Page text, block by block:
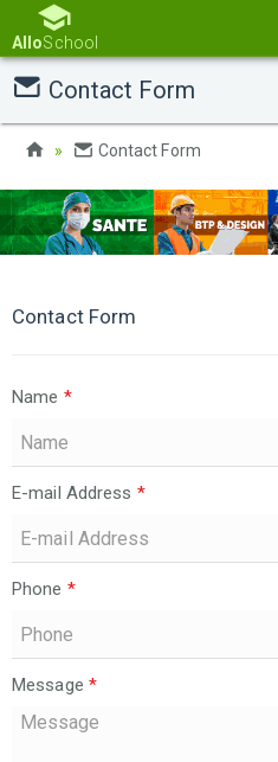
AlloSchool
Contact Form
Contact Form
Contact Form
Name *
E-mail Address *
Phone *
Message *